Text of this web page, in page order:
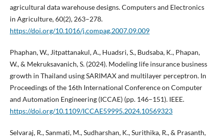
agricultural data warehouse designs. Computers and Electronics
in Agriculture, 60(2), 263–278.
https://doi.org/10.1016/j.compag.2007.09.009
Phaphan, W., Jitpattanakul, A., Huadsri, S., Budsaba, K., Phapan,
W., & Mekruksavanich, S. (2024). Modeling life insurance business
growth in Thailand using SARIMAX and multilayer perceptron. In
Proceedings of the 16th International Conference on Computer
and Automation Engineering (ICCAE) (pp. 146–151). IEEE.
https://doi.org/10.1109/ICCAE59995.2024.10569323
Selvaraj, R., Sanmati, M., Sudharshan, K., Surithika, R., & Prasanth,